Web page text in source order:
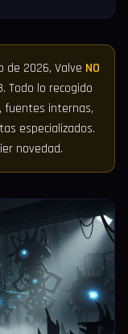
de 2026, Valve NO
Todo lo recogido
fuentes internas,
especializados.
novedad.